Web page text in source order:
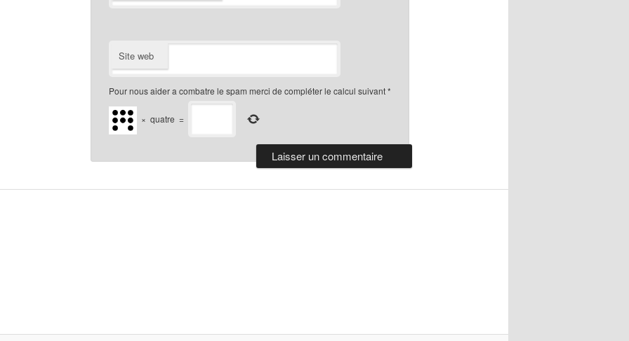
Site web
Pour nous aider a combatre le spam merci de compléter le calcul suivant*
× quatre =